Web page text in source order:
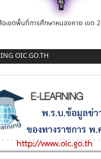
อเขตพื้นที่การศึกษาหนองคาย เขต 2
OIC.GO.TH